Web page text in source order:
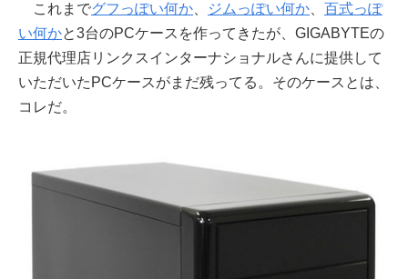
これまでグフっぽい何か ジムっぽい何か
百式っぽ
い何かと3台のPCケースを作ってきたが、GIGABYTEの
正規代理店リンクスインターナショナルさんに提供して
いただいたPCケースがまだ残ってる。そのケースとは、
コレだ。